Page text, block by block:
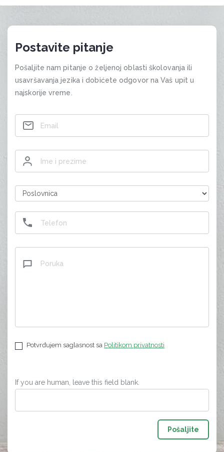
Postavite pitanje
Pošaljite nam pitanje o željenoj oblasti školovanja ili
usavršavanja jezika i dobićete odgovor na Vaš upit u
najskorije vreme.
Contact
Potvrđujem saglasnost sa Politikom privatnosti
If you are human, leave this field blank.
Pošaljite